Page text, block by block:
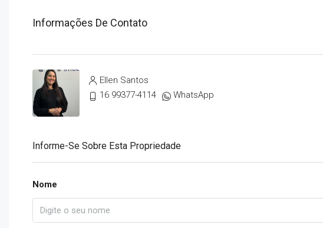
Informações De Contato
Ellen Santos
16 99377-4114
WhatsApp
Informe-Se Sobre Esta Propriedade
Nome